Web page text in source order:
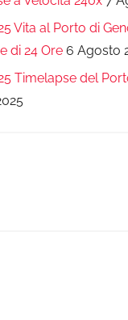
Vita al Porto di
di 24 Ore 6 Agosto
Timelapse del